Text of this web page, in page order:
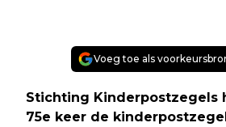
Voeg toe als
Stichting Kinderpostzegels
75e keer de